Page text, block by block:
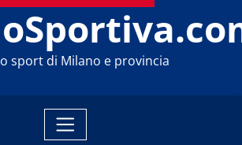
sport di Milano e provincia